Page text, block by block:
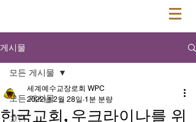
게시물
모든 게시물
교단
모든 게시물
한국교회, 우크라이나를 위
세계예수교장로회 WPC
2022년 2월 28일 1분 분량